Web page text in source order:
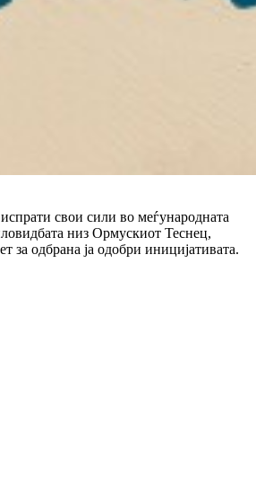
свои сили во меѓународната
низ Ормускиот Теснец,
за одбрана ја одобри иницијативата.